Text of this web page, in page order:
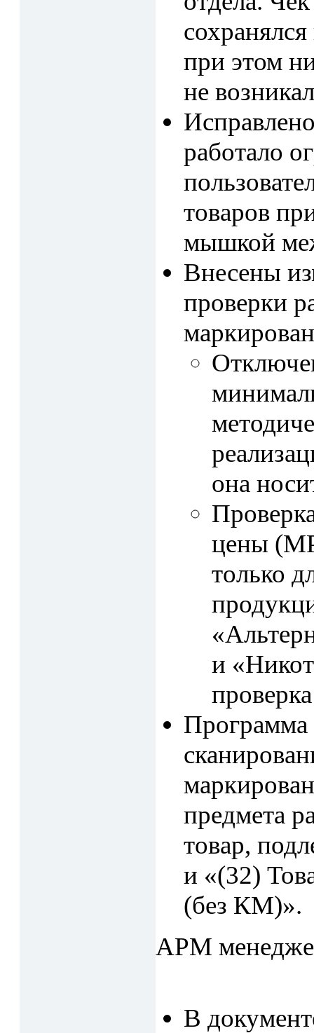
при этом
не
работало
товаров
мышкой
Внесены
проверки
она
цены
только
и
Программа
предмета
товар,
и «(32)
(без КМ)».
АРМ
В